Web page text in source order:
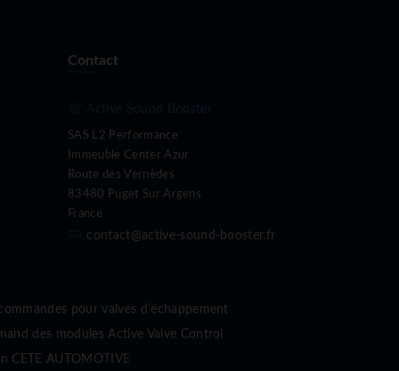
Contact
Active Sound Booster
SAS L2 Performance
Immeuble Center Azur
Route des Vernèdes
83480 Puget Sur Argens
France
contact@active-sound-booster.fr
pour valves d'échappement
des modules Active Valve Control
CETE AUTOMOTIVE